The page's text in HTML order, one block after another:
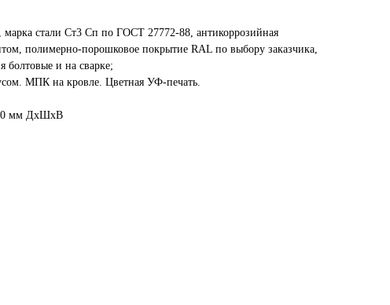
стали Ст3 Сп по ГОСТ 27772-88, антикоррозийная
полимерно-порошковое покрытие RAL по выбору заказчика,
болтовые и на сварке;
МПК на кровле. Цветная УФ-печать.
мм ДхШхВ